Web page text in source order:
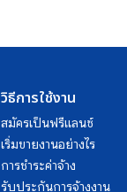
วิธีการใช้งาน
สมัครเป็นฟรีแลนซ์
เริ่มขายงานอย่างไร
การชำระค่าจ้าง
รับประกันการจ้างงาน